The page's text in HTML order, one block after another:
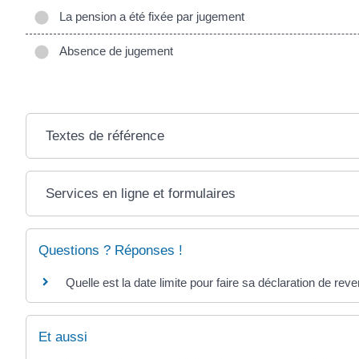
La pension a été fixée par jugement
Absence de jugement
Textes de référence
Services en ligne et formulaires
Questions ? Réponses !
Quelle est la date limite pour faire sa déclaration de
Et aussi